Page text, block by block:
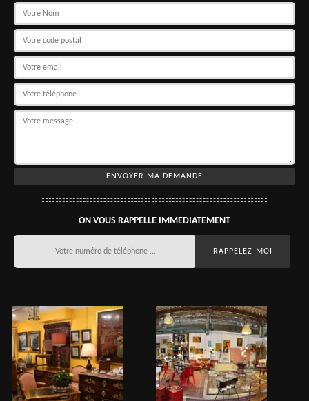
ON VOUS RAPPELLE IMMEDIATEMENT